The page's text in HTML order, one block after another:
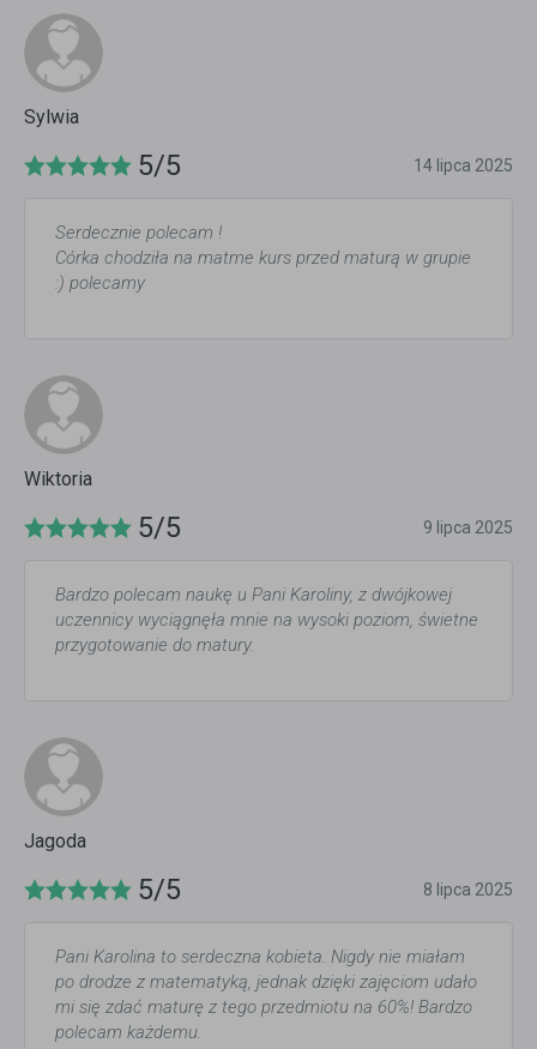
Sylwia
5/5 14 lipca 2025
Serdecznie polecam !
Córka chodziła na matme kurs przed maturą w grupie
:) polecamy
Wiktoria
5/5 9 lipca 2025
Bardzo polecam naukę u Pani Karoliny, z dwójkowej
uczennicy wyciągnęła mnie na wysoki poziom, świetne
przygotowanie do matury.
Jagoda
5/5 8 lipca 2025
Pani Karolina to serdeczna kobieta. Nigdy nie miałam
po drodze z matematyką, jednak dzięki zajęciom udało
mi się zdać maturę z tego przedmiotu na 60%! Bardzo
polecam każdemu.